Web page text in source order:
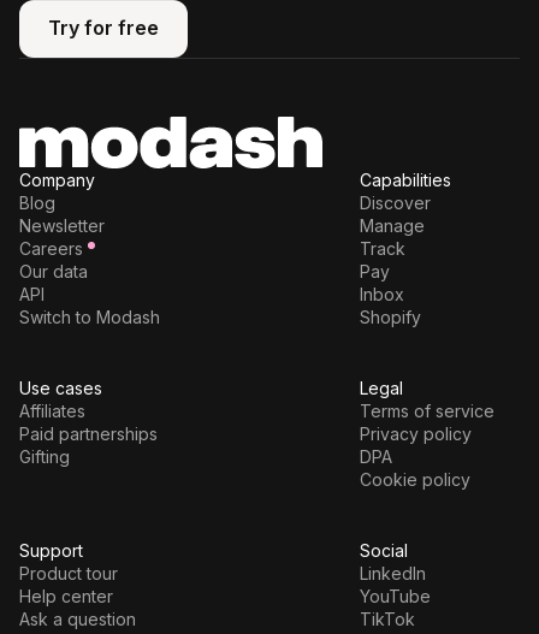
Try for free
Try for free
Company
Blog
Newsletter
Careers
Our data
API
Switch to Modash
Capabilities
Discover
Manage
Track
Pay
Inbox
Shopify
Use cases
Affiliates
Paid partnerships
Gifting
Legal
Terms of service
Privacy policy
DPA
Cookie policy
Support
Product tour
Help center
Ask a question
Social
LinkedIn
YouTube
TikTok